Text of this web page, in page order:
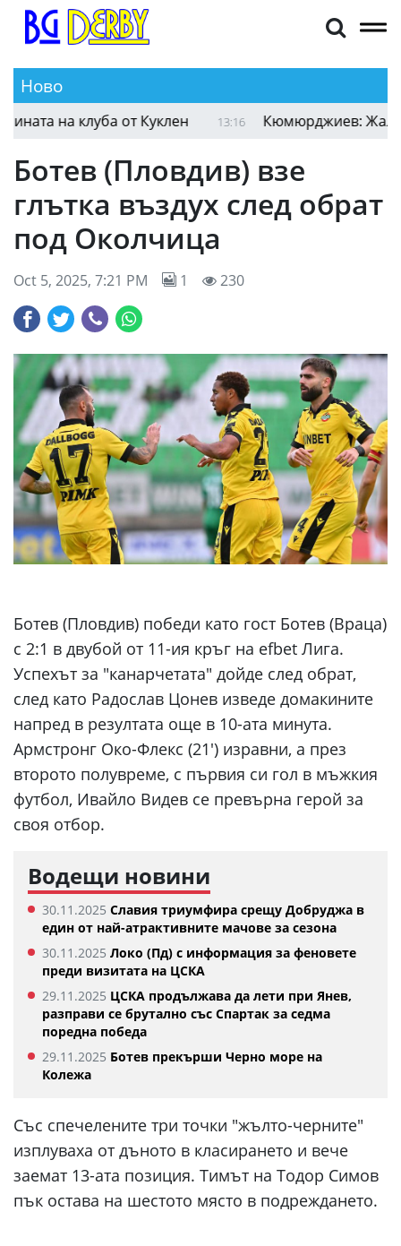
Ново
13:23 Секирово поздрави Атлетик за 100-годишнината
Ботев (Пловдив) взе
глътка въздух след обрат
под Околчица
Oct 5, 2025, 7:21 PM 1 230
Ботев (Пловдив) победи като гост Ботев (Враца)
с 2:1 в двубой от 11-ия кръг на efbet Лига.
Успехът за "канарчетата" дойде след обрат,
след като Радослав Цонев изведе домакините
напред в резултата още в 10-ата минута.
Армстронг Око-Флекс (21') изравни, а през
второто полувреме, с първия си гол в мъжкия
футбол, Ивайло Видев се превърна герой за
своя отбор.
Водещи новини
30.11.2025 Славия триумфира срещу Добруджа в
един от най-атрактивните мачове за сезона
30.11.2025 Локо (Пд) с информация за феновете
преди визитата на ЦСКА
29.11.2025 ЦСКА продължава да лети при Янев,
разправи се брутално със Спартак за седма
поредна победа
29.11.2025 Ботев прекърши Черно море на
Колежа
Със спечелените три точки "жълто-черните"
изплуваха от дъното в класирането и вече
заемат 13-ата позиция. Тимът на Тодор Симов
пък остава на шестото място в подреждането.